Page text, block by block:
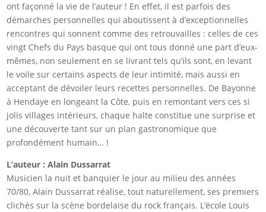
ont façonné la vie de l’auteur ! En effet, il est parfois des
démarches personnelles qui aboutissent à d’exceptionnelles
rencontres qui sonnent comme des retrouvailles : celles de ces
vingt Chefs du Pays basque qui ont tous donné une part d’eux-
mêmes, non seulement en se livrant tels qu’ils sont, en levant
le voile sur certains aspects de leur intimité, mais aussi en
acceptant de dévoiler leurs recettes personnelles. De Bayonne
à Hendaye en longeant la Côte, puis en remontant vers ces si
jolis villages intérieurs, chaque halte constitue une surprise et
une découverte tant sur un plan gastronomique que
profondément humain… !
L’auteur : Alain Dussarrat
Musicien la nuit et banquier le jour au milieu des années
70/80, Alain Dussarrat réalise, tout naturellement, ses premiers
clichés sur la scène bordelaise du rock français. L’école Louis